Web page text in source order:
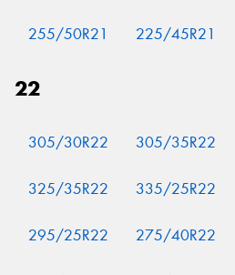
255/50R21 225/45R21
22
305/30R22 305/35R22
325/35R22 335/25R22
295/25R22 275/40R22